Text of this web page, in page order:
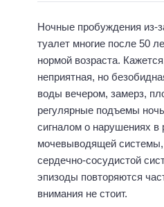
Ночные пробуждения из-
туалет многие после 50
нормой возраста.
неприятная, но
воды вечером, замерз,
регулярные подъемы
сигналом о нарушениях в
мочевыводящей
сердечно-сосудистой
эпизоды повторяются
внимания не стоит.